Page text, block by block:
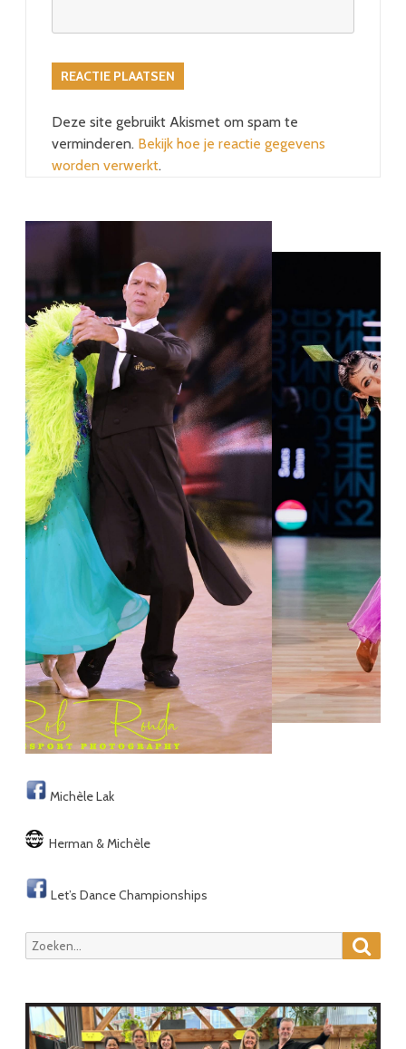
Deze site gebruikt Akismet om spam te
verminderen. Bekijk hoe je reactie gegevens
worden verwerkt.
Michèle Lak
Herman & Michèle
Let’s Dance Championships
Zoeken
naar: